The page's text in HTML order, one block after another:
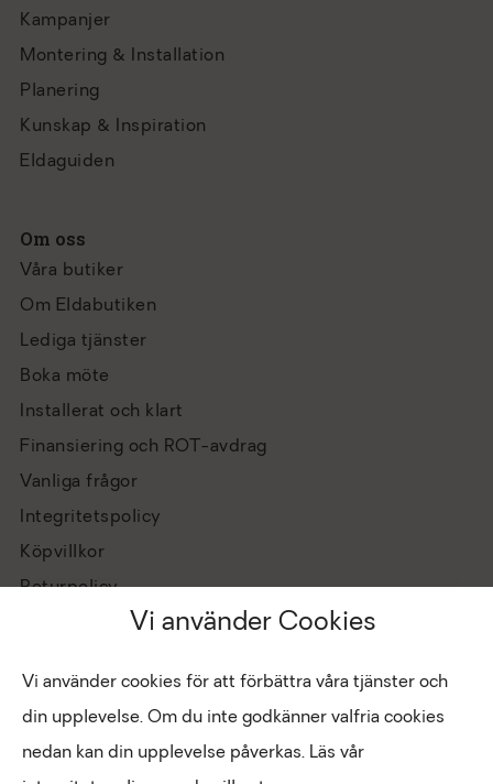
Vi använder Cookies
Vi använder cookies för att förbättra våra tjänster och
din upplevelse. Om du inte godkänner valfria cookies
nedan kan din upplevelse påverkas. Läs vår
Kampanjer
Montering & Installation
Planering
Kunskap & Inspiration
Eldaguiden
Om oss
Våra butiker
Om Eldabutiken
Lediga tjänster
Boka möte
Installerat och klart
Finansiering och ROT-avdrag
Vanliga frågor
Integritetspolicy
Köpvillkor
Returpolicy